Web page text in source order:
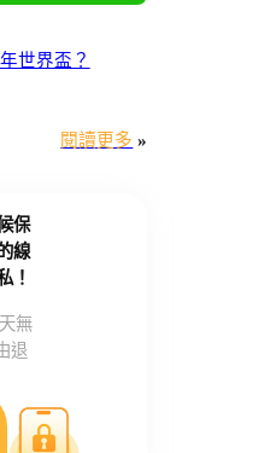
世界盃？
閱讀更多 »
保
線
！
無
退